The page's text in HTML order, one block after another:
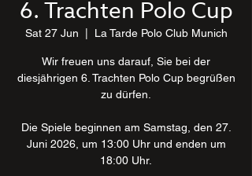
6. Trachten Polo Cup
Sat 27 Jun La Tarde Polo Club Munich
Wir freuen uns darauf, Sie bei der
diesjährigen 6. Trachten Polo Cup begrüßen
zu dürfen.
Die Spiele beginnen am Samstag, den 27.
Juni 2026, um 13:00 Uhr und enden um
18:00 Uhr.